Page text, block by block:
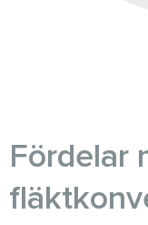
Fördelar